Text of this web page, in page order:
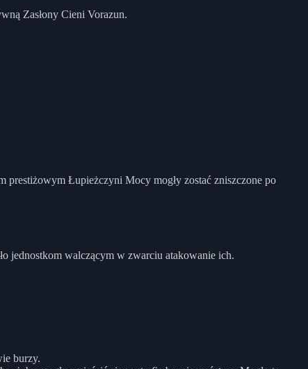
Zasłony Cieni Vorazun.
prestiżowym Łupieżczyni Mocy mogły zostać zniszczone po
jednostkom walczącym w zwarciu atakowanie ich.
burzy.